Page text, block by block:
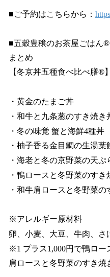
■ご予約はこちらから：
■五穀豊穣のお茶屋ごはん
まとめ
【冬京丼五種食べ比べ膳®︎
・黄金のたまご丼
・和牛と九条葱のすき焼き
・冬の味覚 蟹と海鮮4種丼
・柚子香る金目鯛の生湯葉
・海老と冬の京野菜の天ぷ
・鴨ロースと冬野菜のす
・和牛肩ロースと冬野菜の
※アレルギー原材料
卵、小麦、大豆、牛肉、
※1 プラス1,000円で鴨ロ
肩ロースと冬野菜のすき焼